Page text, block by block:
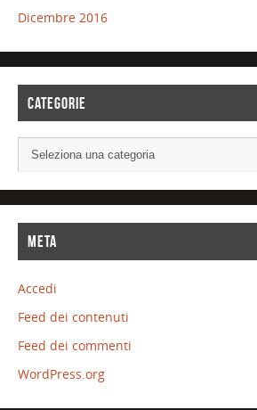
Dicembre 2016
CATEGORIE
META
Accedi
Feed dei contenuti
Feed dei commenti
WordPress.org